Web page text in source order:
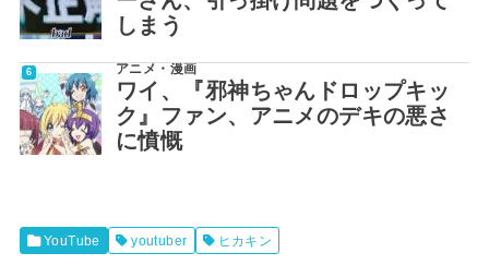
しまう
アニメ・漫画
ワイ、『邪神ちゃんドロップキッ
ク』ファン、アニメのデキの悪さ
に憤慨
YouTube youtuber ヒカキン